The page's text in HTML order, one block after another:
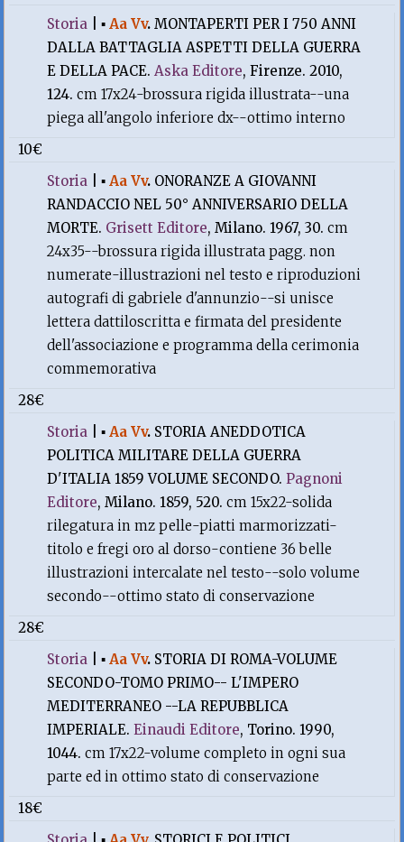
Storia |▪Aa Vv.MONTAPERTI PER I 750 ANNI
DALLA BATTAGLIA ASPETTI DELLA GUERRA
E DELLA PACE.Aska Editore, Firenze. 2010,
124.cm 17x24-brossura rigida illustrata--una
piega all'angolo inferiore dx--ottimo interno
10€
Storia |▪Aa Vv. ONORANZE A GIOVANNI
RANDACCIO NEL 50° ANNIVERSARIO DELLA
MORTE. Grisett Editore, Milano. 1967, 30.cm
24x35--brossura rigida illustrata pagg. non
numerate-illustrazioni nel testo e riproduzioni
autografi di gabriele d'annunzio--si unisce
lettera dattiloscritta e firmata del presidente
dell'associazione e programma della cerimonia
commemorativa
28€
Storia |▪Aa Vv. STORIA ANEDDOTICA
POLITICA MILITARE DELLA GUERRA
D'ITALIA 1859 VOLUME SECONDO.Pagnoni
Editore, Milano. 1859, 520.cm 15x22-solida
rilegatura in mz pelle-piatti marmorizzati-
titolo e fregi oro al dorso-contiene 36 belle
illustrazioni intercalate nel testo--solo volume
secondo--ottimo stato di conservazione
28€
Storia |▪Aa Vv. STORIA DI ROMA-VOLUME
SECONDO-TOMO PRIMO-- L'IMPERO
MEDITERRANEO --LA REPUBBLICA
IMPERIALE.Einaudi Editore, Torino. 1990,
1044.cm 17x22-volume completo in ogni sua
parte ed in ottimo stato di conservazione
18€